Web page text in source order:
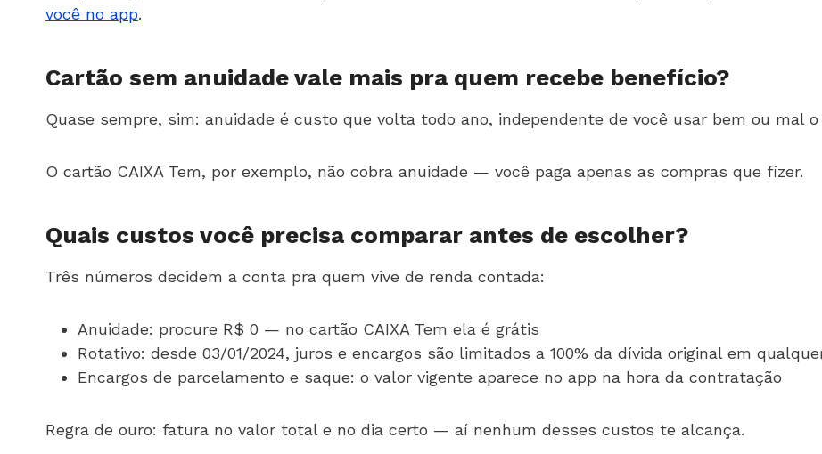
você no app.
Cartão sem anuidade vale mais pra quem recebe benefício?
Quase sempre, sim: anuidade é custo que volta todo ano, independente de você usar bem ou mal o
O cartão CAIXA Tem, por exemplo, não cobra anuidade — você paga apenas as compras que fizer.
Quais custos você precisa comparar antes de escolher?
Três números decidem a conta pra quem vive de renda contada:
Anuidade: procure R$ 0 — no cartão CAIXA Tem ela é grátis
Rotativo: desde 03/01/2024, juros e encargos são limitados a 100% da dívida original em
Encargos de parcelamento e saque: o valor vigente aparece no app na hora da contratação
Regra de ouro: fatura no valor total e no dia certo — aí nenhum desses custos te alcança.